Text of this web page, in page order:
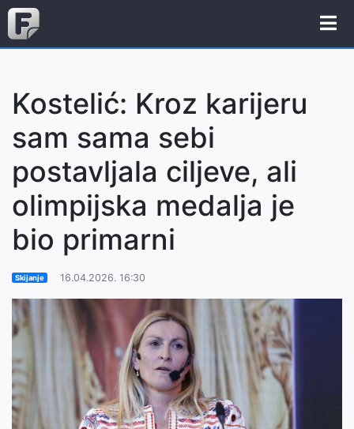
Kostelić: Kroz karijeru
sam sama sebi
postavljala ciljeve, ali
olimpijska medalja je
bio primarni
Skijanje 16.04.2026. 16:30